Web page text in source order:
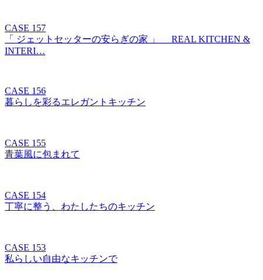
CASE 157
「 ジェットセッターの安らぎの家 」 REAL KITCHEN &
INTERI…
CASE 156
暮らしを彩るエレガントキッチン
CASE 155
青葉風に包まれて
CASE 154
丁寧に整う、わたしたちのキッチン
CASE 153
私らしい自由なキッチンで